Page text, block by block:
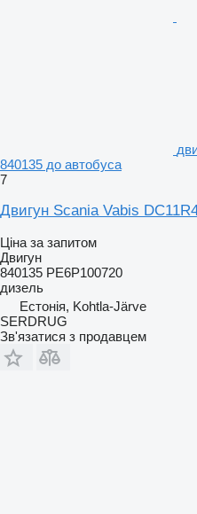
840135 до автобуса
7
Двигун Scania Vabis
Ціна за запитом
Двигун
840135 PE6P100720
дизель
Естонія, Kohtla-Järve
SERDRUG
Зв'язатися з продавцем